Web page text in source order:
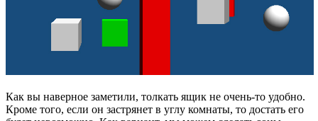
Как вы наверное заметили, толкать ящик не очень-то удобно.
Кроме того, если он застрянет в углу комнаты, то достать его